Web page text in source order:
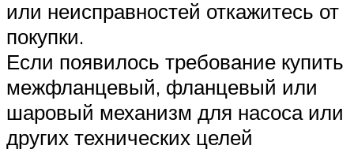
или неисправностей откажитесь от
покупки.
Если появилось требование купить
межфланцевый, фланцевый или
шаровый механизм для насоса или
других технических целей